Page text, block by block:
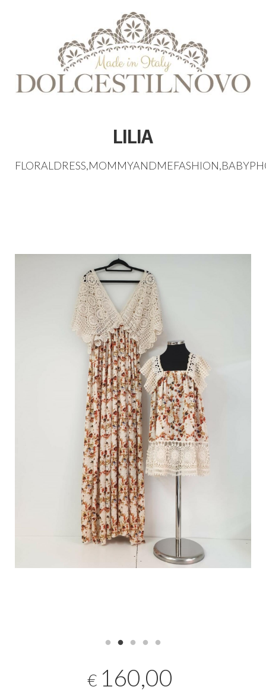
LILIA
FLORALDRESS,MOMMYANDMEFASHION,
€ 160,00